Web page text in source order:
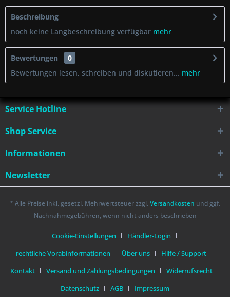
Beschreibung
noch keine Langbeschreibung verfügbar mehr
Bewertungen
0
Bewertungen lesen, schreiben und diskutieren... mehr
Service Hotline
Shop Service
Informationen
Newsletter
* Alle Preise inkl. gesetzl. Mehrwertsteuer zzgl. Versandkosten und ggf.
Nachnahmegebühren, wenn nicht anders beschrieben
Cookie-Einstellungen
Händler-Login
rechtliche Vorabinformationen
Über uns
Hilfe / Support
Kontakt
Versand und Zahlungsbedingungen
Widerrufsrecht
Datenschutz
AGB Impressum